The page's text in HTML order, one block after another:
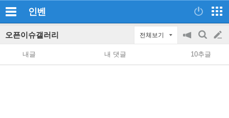
인벤
오픈이슈갤러리 전체보기
공
지
on/off
검
색
글
쓰
내글 내 댓글 10추글